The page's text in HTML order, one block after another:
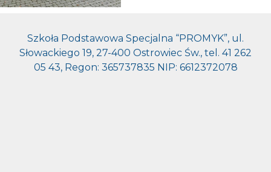
Szkoła Podstawowa Specjalna “PROMYK”, ul.
Słowackiego 19, 27-400 Ostrowiec Św., tel. 41 262
05 43, Regon: 365737835 NIP: 6612372078